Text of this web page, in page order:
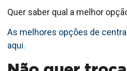
Quer saber qual a melhor
As melhores opções de
aqui.